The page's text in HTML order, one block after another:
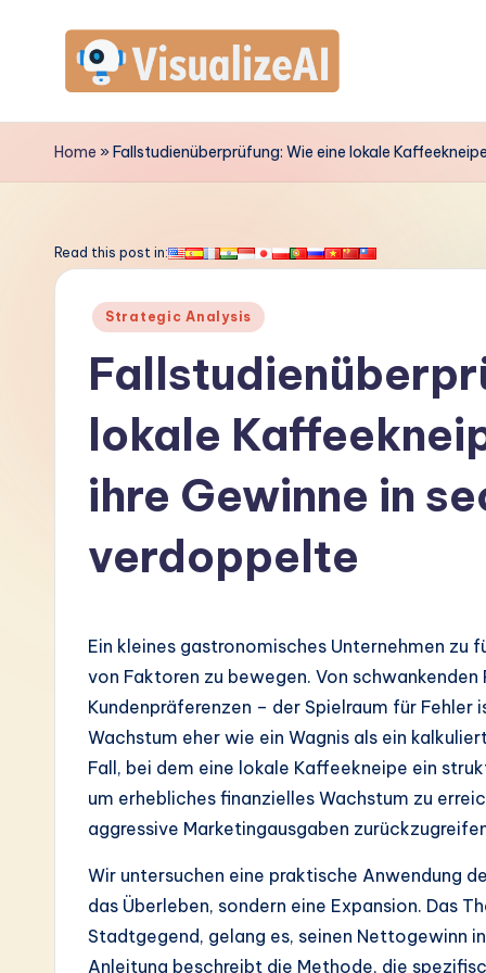
contentV
is
a
m
Home »Fallstudienüberprüfung: Wie eine lokale
Read this post in:
Posted
Strategic Analysis
lokale
ihre Gewinne in
verdoppelte
Ein kleines gastronomisches Unternehmen zu
von Faktoren zu bewegen. Von
Kundenpräferenzen – der Spielraum für
Wachstum eher wie ein Wagnis als ein
Fall, bei dem eine lokale Kaffeekneipe ein
um erhebliches finanzielles Wachstum zu
aggressive Marketingausgaben
Wir untersuchen eine praktische Anwendung
das Überleben, sondern eine Expansion. Das
Stadtgegend, gelang es, seinen Nettogewinn
Anleitung beschreibt die Methode, die